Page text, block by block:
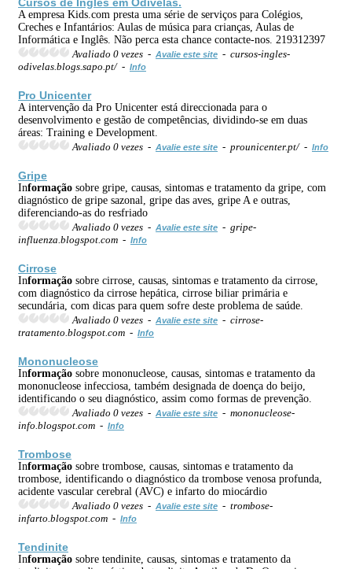
A empresa Kids.com presta uma série de serviços para Colégios,
Creches e Infantários: Aulas de música para crianças, Aulas de
Informática e Inglês. Não perca esta chance contacte-nos. 219312397
Avaliado 0 vezes - Avalie este site - cursos-ingles-
odivelas.blogs.sapo.pt/ - Info
Pro Unicenter
A intervenção da Pro Unicenter está direccionada para o
desenvolvimento e gestão de competências, dividindo-se em duas
áreas: Training e Development.
Avaliado 0 vezes - Avalie este site - prounicenter.pt/ - Info
Gripe
Informação sobre gripe, causas, sintomas e tratamento da gripe, com
diagnóstico de gripe sazonal, gripe das aves, gripe A e outras,
diferenciando-as do resfriado
Avaliado 0 vezes - Avalie este site - gripe-
influenza.blogspot.com - Info
Cirrose
Informação sobre cirrose, causas, sintomas e tratamento da cirrose,
com diagnóstico da cirrose hepática, cirrose biliar primária e
secundária, com dicas para quem sofre deste problema de saúde.
Avaliado 0 vezes - Avalie este site - cirrose-
tratamento.blogspot.com - Info
Mononucleose
Informação sobre mononucleose, causas, sintomas e tratamento da
mononucleose infecciosa, também designada de doença do beijo,
identificando o seu diagnóstico, assim como formas de prevenção.
Avaliado 0 vezes - Avalie este site - mononucleose-
info.blogspot.com - Info
Trombose
Informação sobre trombose, causas, sintomas e tratamento da
trombose, identificando o diagnóstico da trombose venosa profunda,
acidente vascular cerebral (AVC) e infarto do miocárdio
Avaliado 0 vezes - Avalie este site - trombose-
infarto.blogspot.com - Info
Tendinite
Informação sobre tendinite, causas, sintomas e tratamento da